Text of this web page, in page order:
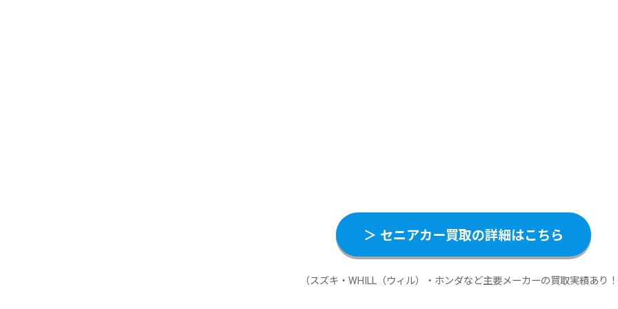
＞ セニアカー買取の詳細はこちら
（スズキ・WHILL（ウィル）・ホンダなど主要メーカーの買取実績あり